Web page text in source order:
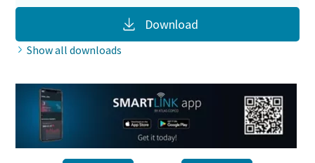
Download
Show all downloads